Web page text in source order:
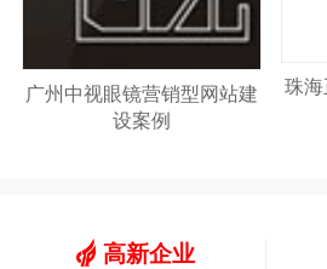
广州中视眼镜营销型网站建
设案例
珠
高新企业